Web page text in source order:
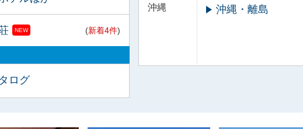
NEW (新着4件)
ログ
沖縄 沖縄・離島